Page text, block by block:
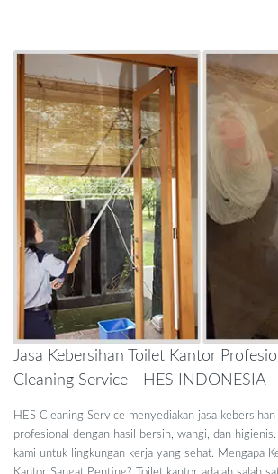
Jasa Kebersihan Toilet Kantor
Cleaning Service - HES INDONESIA
HES Cleaning Service menyediakan jasa
profesional dengan hasil bersih, wangi, dan higienis.
kami untuk lingkungan kerja yang sehat. Mengapa